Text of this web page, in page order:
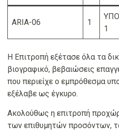
ARIA-06 1
1
Η Επιτροπή εξέτασε όλα τα
βιογραφικό, βεβαιώσεις
που περιείχε ο εμπρόθεσμα
εξέλαβε ως έγκυρο.
Ακολούθως η επιτροπή
των επιθυμητών προσόντων,